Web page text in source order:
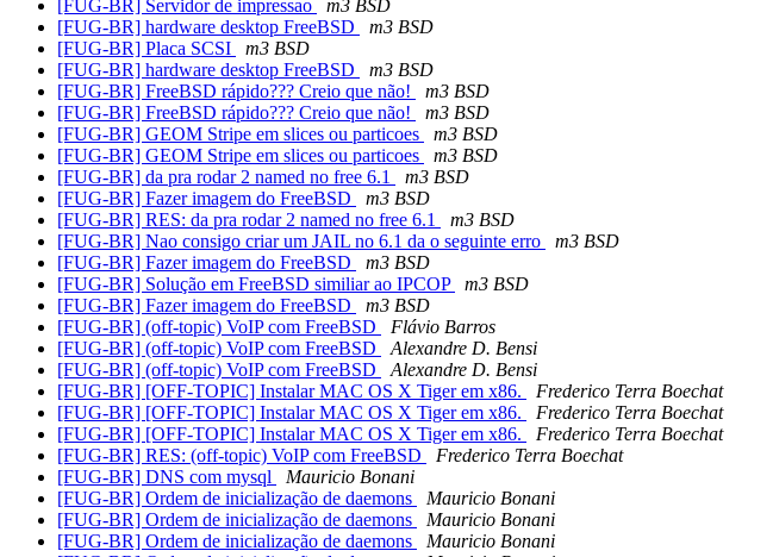
[FUG-BR] Servidor de impressao
m3 BSD
[FUG-BR] hardware desktop FreeBSD
m3 BSD
[FUG-BR] Placa SCSI
m3 BSD
[FUG-BR] hardware desktop FreeBSD
m3 BSD
[FUG-BR] FreeBSD rápido??? Creio que não!
m3 BSD
[FUG-BR] FreeBSD rápido??? Creio que não!
m3 BSD
[FUG-BR] GEOM Stripe em slices ou particoes
m3 BSD
[FUG-BR] GEOM Stripe em slices ou particoes
m3 BSD
[FUG-BR] da pra rodar 2 named no free 6.1
m3 BSD
[FUG-BR] Fazer imagem do FreeBSD
m3 BSD
[FUG-BR] RES: da pra rodar 2 named no free 6.1
m3 BSD
[FUG-BR] Nao consigo criar um JAIL no 6.1 da o seguinte erro
m3 BSD
[FUG-BR] Fazer imagem do FreeBSD
m3 BSD
[FUG-BR] Solução em FreeBSD similiar ao IPCOP
m3 BSD
[FUG-BR] Fazer imagem do FreeBSD
m3 BSD
[FUG-BR] (off-topic) VoIP com FreeBSD
Flávio Barros
[FUG-BR] (off-topic) VoIP com FreeBSD
Alexandre D. Bensi
[FUG-BR] (off-topic) VoIP com FreeBSD
Alexandre D. Bensi
[FUG-BR] [OFF-TOPIC] Instalar MAC OS X Tiger em x86.
Frederico Terra Boechat
[FUG-BR] [OFF-TOPIC] Instalar MAC OS X Tiger em x86.
Frederico Terra Boechat
[FUG-BR] [OFF-TOPIC] Instalar MAC OS X Tiger em x86.
Frederico Terra Boechat
[FUG-BR] RES: (off-topic) VoIP com FreeBSD
Frederico Terra Boechat
[FUG-BR] DNS com mysql
Mauricio Bonani
[FUG-BR] Ordem de inicialização de daemons
Mauricio Bonani
[FUG-BR] Ordem de inicialização de daemons
Mauricio Bonani
[FUG-BR] Ordem de inicialização de daemons
Mauricio Bonani